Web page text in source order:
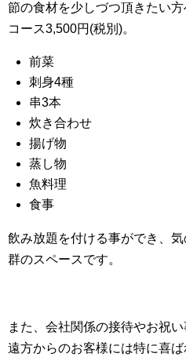
節の食材を少しづつ頂きたい
コース3,500円(税別)。
前菜
刺身4種
串3本
炊き合わせ
揚げ物
蒸し物
魚料理
食事
飲み放題を付ける事ができ、
群のスペースです。
また、会社関係の接待やお祝
遠方からのお客様には特に喜ば